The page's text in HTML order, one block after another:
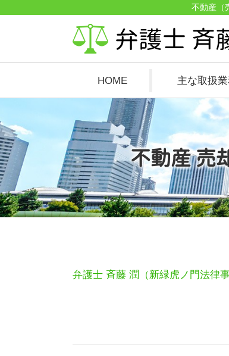
不動産 売
不動産（
HOME 主な取扱
弁護士 斉藤 潤（新緑虎ノ門法律事